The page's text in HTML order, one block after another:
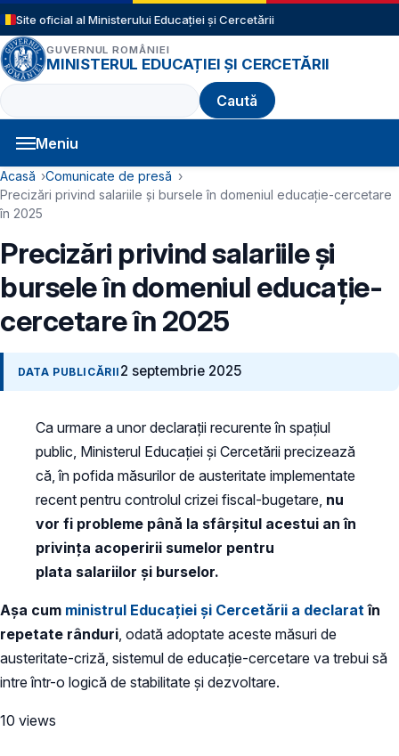
Sari la conținutul principal
Site oficial al Ministerului Educației și Cercetării
GUVERNUL ROMÂNIEI
MINISTERUL EDUCAȚIEI ȘI CERCETĂRII
Caută
Meniu
Navigație principală
Cale de navigare
Acasă
Comunicate de presă
Precizări privind salariile și bursele în domeniul educație-cercetare
în 2025
Precizări privind salariile și
bursele în domeniul educație-
cercetare în 2025
DATA PUBLICĂRII 2 septembrie 2025
Ca urmare a unor declarații recurente în spațiul
public, Ministerul Educației și Cercetării precizează
că, în pofida măsurilor de austeritate implementate
recent pentru controlul crizei fiscal-bugetare, nu
vor fi probleme până la sfârșitul acestui an în
privința acoperirii sumelor pentru
plata salariilor și burselor.
Așa cum ministrul Educației și Cercetării a declarat în
repetate rânduri , odată adoptate aceste măsuri de
austeritate-criză, sistemul de educație-cercetare va trebui să
intre într-o logică de stabilitate și dezvoltare.
10 views